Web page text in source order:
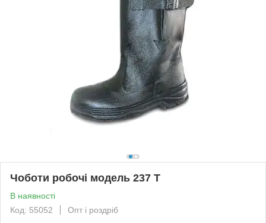
Чоботи робочі модель 237 Т
В наявності
Код: 55052
Опт і роздріб